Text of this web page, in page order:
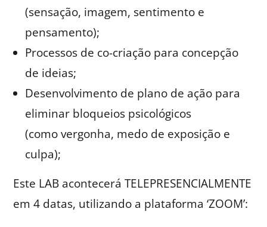
(sensação, imagem, sentimento e
pensamento);
Processos de co-criação para concepção
de ideias;
Desenvolvimento de plano de ação para
eliminar bloqueios psicológicos
(como vergonha, medo de exposição e
culpa);
Este LAB acontecerá TELEPRESENCIALMENTE
em 4 datas, utilizando a plataforma ‘ZOOM’: